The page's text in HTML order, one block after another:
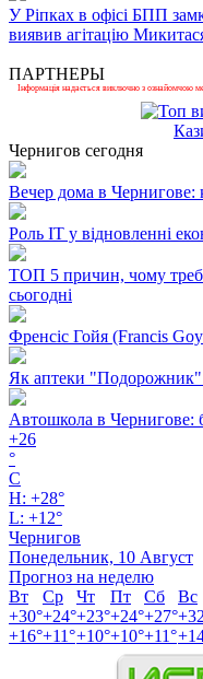
У Ріпках в офісі БПП
виявив агітацію
ПАРТНЕРЫ
Інформація надається виключно з ознайомчою
Чернигов сегодня
Вечер дома в Чернигове:
Роль ІТ у відновленні
ТОП 5 причин, чому
сьогодні
Френсіс Гойя (Francis
Як аптеки "Подорожник"
Автошкола в Чернигове:
+26
°
C
H: +28°
L: +12°
Чернигов
Понедельник, 10 Август
Прогноз на неделю
Вт
Ср Чт Пт Сб
Вс
+30°+24°+23°+24°+27°+
+16°+11°+10°+10°+11°+